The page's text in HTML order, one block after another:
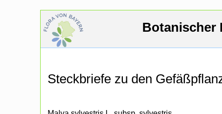
Botanischer
Steckbriefe zu den